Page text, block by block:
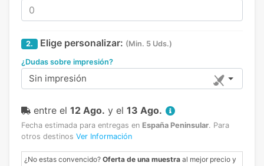
2. Elige personalizar: (Min. 5 Uds.)
¿Dudas sobre impresión?
Sin impresión
entre el 12 Ago. y el 13 Ago.
Fecha estimada para entregas en España Peninsular. Para
otros destinos Ver Información
¿No estas convencido? Oferta de una muestra al mejor precio y